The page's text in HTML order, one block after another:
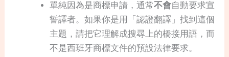
單純因為是商標申請，通常不會自動要求宣
誓譯者。如果你是用「認證翻譯」找到這個
主題，請把它理解成搜尋上的橋接用語，而
不是西班牙商標文件的預設法律要求。